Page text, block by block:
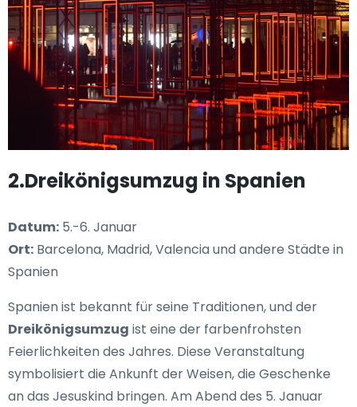
2.Dreikönigsumzug in Spanien
Datum: 5.-6. Januar
Ort: Barcelona, Madrid, Valencia und andere Städte in
Spanien
Spanien ist bekannt für seine Traditionen, und der
Dreikönigsumzug ist eine der farbenfrohsten
Feierlichkeiten des Jahres. Diese Veranstaltung
symbolisiert die Ankunft der Weisen, die Geschenke
an das Jesuskind bringen. Am Abend des 5. Januar